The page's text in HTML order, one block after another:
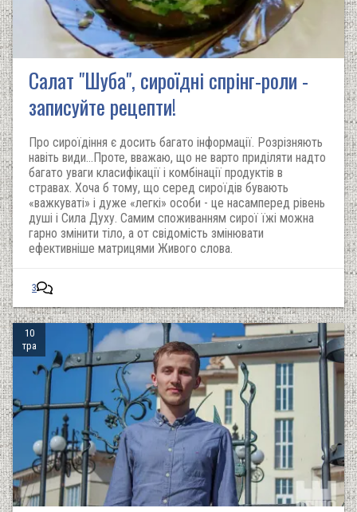
Салат "Шуба", сироїдні спрінг-роли -
записуйте рецепти!
Про сироїдіння є досить багато інформації. Розрізняють
навіть види…Проте, вважаю, що не варто приділяти надто
багато уваги класифікації і комбінації продуктів в
стравах. Хоча б тому, що серед сироїдів бувають
«важкуваті» і дуже «легкі» особи - це насамперед рівень
душі і Сила Духу. Самим споживанням сирої їжі можна
гарно змінити тіло, а от свідомість змінювати
ефективніше матрицями Живого слова.
3
10
тра